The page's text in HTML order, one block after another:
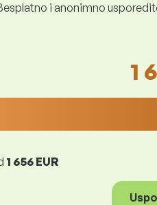
i anonimno
1
1 656 EUR